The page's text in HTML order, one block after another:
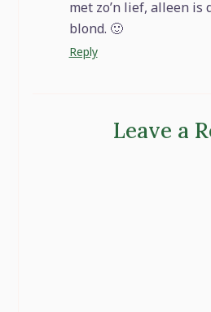
met zo’n lief, alleen is
blond. 🙂
Reply
Leave a